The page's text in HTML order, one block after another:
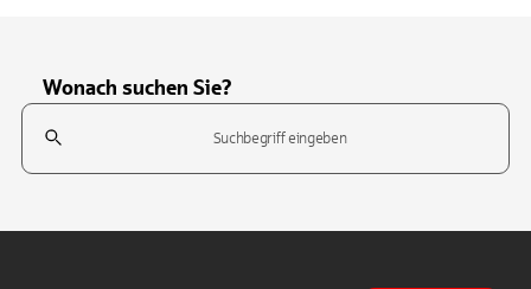
Wonach suchen Sie?
Suchfeld